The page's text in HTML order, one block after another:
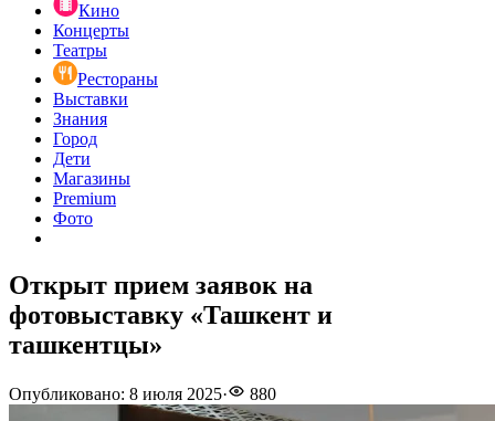
Кино
Концерты
Театры
Рестораны
Выставки
Знания
Город
Дети
Магазины
Premium
Фото
Открыт прием заявок на
фотовыставку «Ташкент и
ташкентцы»‎
Опубликовано: 8 июля 2025· 880